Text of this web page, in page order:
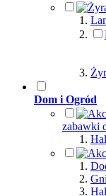
Dom i Ogród
zabawki